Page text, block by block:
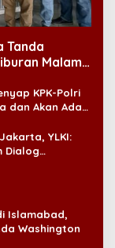
Tanda
Malam
KPK-Polri
dan Akan Ada
YLKI:
Dialog
Islamabad,
Washington